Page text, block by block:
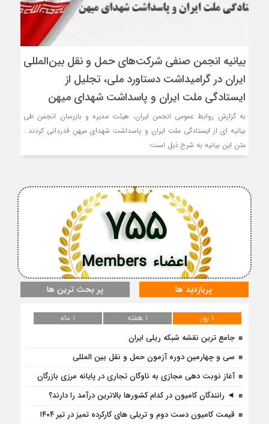
بیانیه انجمن صنفی شرکت‌های حمل و نقل بین‌المللی
ایران در گرامیداشت دستاورد ملی، تجلیل از
ایستادگی ملت ایران و پاسداشت شهدای میهن
به گزارش روابط عمومی انجمن ایران، هیئت مدیره و بازرسان انجمن طی
بیانیه ای از ایستادگی ملت ایران و پاسداشت شهدای میهن قدردانی کردند .
متن این بیانیه به شرح ذیل است:
اعضاء Members
755
پربازدید ها پر بحث ترین ها
1 روز 1 هفته
1 ماه
جامع ترین نقشه شبکه ریلی ایران
سی و چهارمین دوره آزمون حمل و نقل بین المللی
آغاز نوبت دهی مجازی به ناوگان تجاری در پایانه مرزی بازرگان
◄ رانندگان کامیون در کدام کشورها بالاترین درآمد را دارند؟
قیمت کامیون دست دوم و تریلی‌ های کارکرده تمیز در تیر ۱۴۰۴